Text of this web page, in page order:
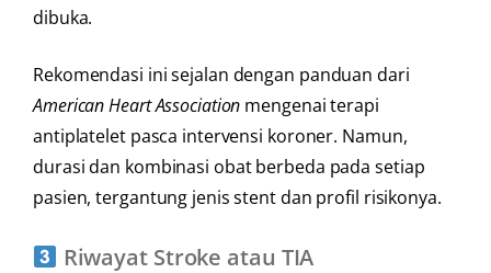
dibuka.
Rekomendasi ini sejalan dengan panduan dari
American Heart Association mengenai terapi
antiplatelet pasca intervensi koroner. Namun,
durasi dan kombinasi obat berbeda pada setiap
pasien, tergantung jenis stent dan profil risikonya.
Riwayat Stroke atau TIA